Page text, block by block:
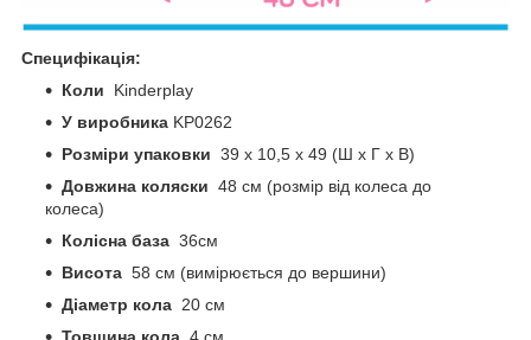
Специфікація:
Коли Kinderplay
У виробника KP0262
Розміри упаковки 39 x 10,5 x 49 (Ш x Г x В)
Довжина коляски 48 см (розмір від колеса до
колеса)
Колісна база 36см
Висота 58 см (вимірюється до вершини)
Діаметр кола 20 см